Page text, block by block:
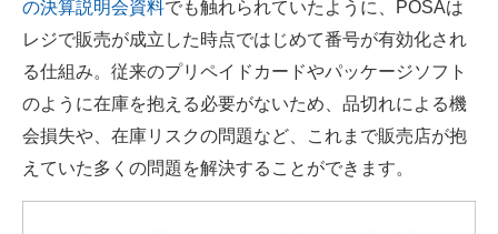
の決算説明会資料でも触れられていたように、POSAは
レジで販売が成立した時点ではじめて番号が有効化され
る仕組み。従来のプリペイドカードやパッケージソフト
のように在庫を抱える必要がないため、品切れによる機
会損失や、在庫リスクの問題など、これまで販売店が抱
えていた多くの問題を解決することができます。